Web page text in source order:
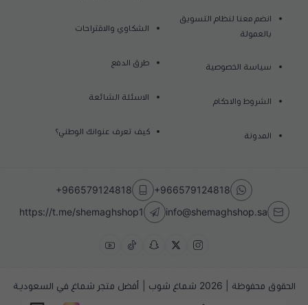
انضم معنا لنظام التسويق
بالعمولة
سياسة الخصوصية
الشروط والاحكام
المدونة
الشكاوي والاقتراحات
طرق الدفع
الاسئلة الشائعة
كيف تعرف عنوانك الوطني؟
+966579124818
+966579124818
info@shemaghshop.sa
https://t.me/shemaghshop1
الحقوق محفوظة | 2026 شماغ شوب | أفضل متجر شماغ في السعودية